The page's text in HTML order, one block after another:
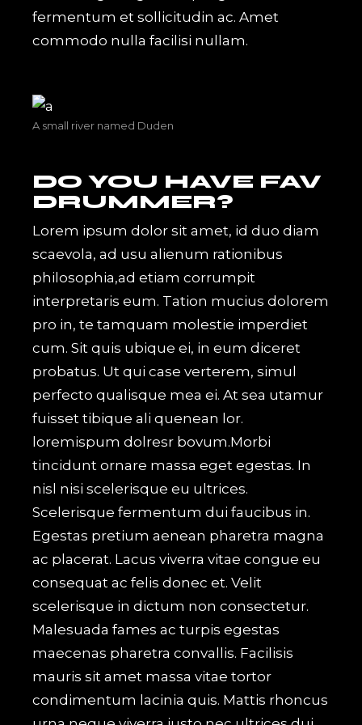
fermentum et sollicitudin ac. Amet
commodo nulla facilisi nullam.
A small river named Duden
DO YOU HAVE FAV
DRUMMER?
Lorem ipsum dolor sit amet, id duo diam
scaevola, ad usu alienum rationibus
philosophia,ad etiam corrumpit
interpretaris eum. Tation mucius dolorem
pro in, te tamquam molestie imperdiet
cum. Sit quis ubique ei, in eum diceret
probatus. Ut qui case verterem, simul
perfecto qualisque mea ei. At sea utamur
fuisset tibique ali quenean lor.
loremispum dolresr bovum.Morbi
tincidunt ornare massa eget egestas. In
nisl nisi scelerisque eu ultrices.
Scelerisque fermentum dui faucibus in.
Egestas pretium aenean pharetra magna
ac placerat. Lacus viverra vitae congue eu
consequat ac felis donec et. Velit
scelerisque in dictum non consectetur.
Malesuada fames ac turpis egestas
maecenas pharetra convallis. Facilisis
mauris sit amet massa vitae tortor
condimentum lacinia quis. Mattis rhoncus